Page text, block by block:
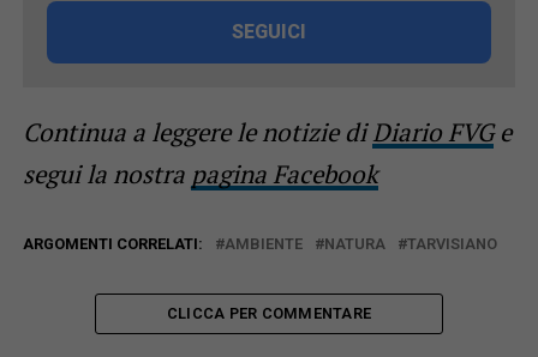
SEGUICI
Continua a leggere le notizie diDiario FVGe
segui la nostra pagina Facebook
ARGOMENTI CORRELATI: AMBIENTE NATURA TARVISIANO
CLICCA PER COMMENTARE